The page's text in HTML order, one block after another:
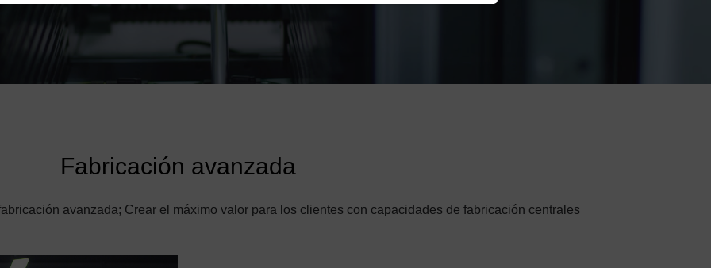
Fabricación avanzada
avanzada; Crear el máximo valor para los clientes con capacidades de fabricación centrales